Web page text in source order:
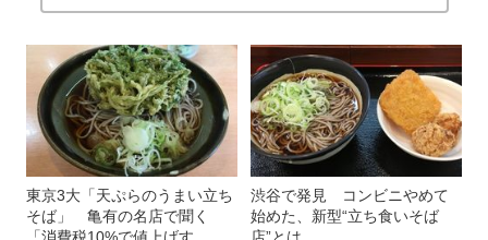
東京3大「天ぷらのうまい立ち
そば」 亀有の名店で聞く
渋谷で発見 コンビニやめて
始めた、新型“立ち食いそば